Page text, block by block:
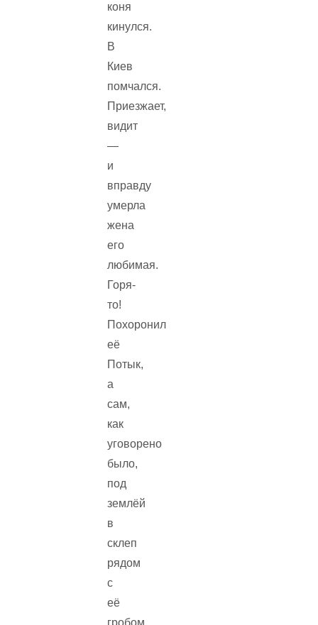
коня
кинулся.
В
Киев
помчался.
Приезжает,
видит
—
и
вправду
умерла
жена
его
любимая.
Горя-
то!
Похоронил
её
Потык,
а
сам,
как
уговорено
было,
под
землёй
в
склеп
рядом
с
её